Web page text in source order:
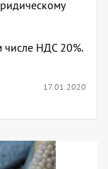
числе НДС 20%.
17.01.2020